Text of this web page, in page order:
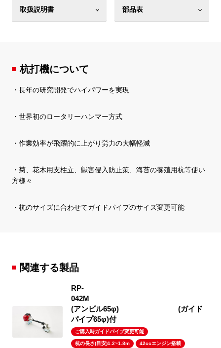
取扱説明書 部品表
杭打機について
・長年の研究開発でハイパワーを実現
・世界初のロータリーハンマー方式
・作業効率が飛躍的に上がり労力の大幅軽減
・菊、花木用支柱立、獣害侵入防止策、海苔の養殖用杭等使い
方様々
・杭のサイズに合わせてガイドパイプのサイズ変更可能
関連する製品
RP-
(アンビル65φ) (ガイド
パイプ65φ)付
ご購入時ガイドパイプ変更可能
杭の長さ(目安)1.2~1.8m 42ccエンジン搭載